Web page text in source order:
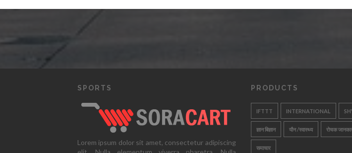
SPORTS
Lorem ipsum dolor sit amet, consectetur adipiscing
PRODUCTS
IFTTT INTERNATIONAL
ज्ञान बिज्ञान यौन /स्वास्थ्य रोचक
समाचार